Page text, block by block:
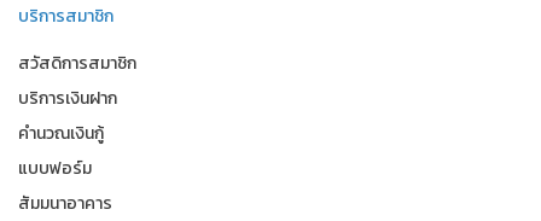
บริการสมาชิก
สวัสดิการสมาชิก
บริการเงินฝาก
คำนวณเงินกู้
แบบฟอร์ม
สัมมนาอาคาร